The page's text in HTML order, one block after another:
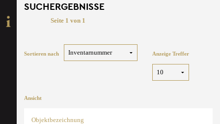
SUCHERGEBNISSE
Seite 1 von 1
Sortieren nach Anzeige Treffer
Ansicht
Objektbezeichnung